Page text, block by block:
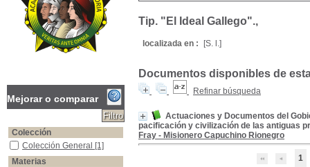
Tip. "El Ideal Gallego".,
localizada en : [S. l.]
Documentos disponibles de
Refinar búsqueda
Actuaciones y Documentos del
pacificación y civilización de las antiguas
Fray - Misionero Capuchino Rionegro
1
Mejorar o comparar
Colección
Colección General
Colección General [1]
Materias